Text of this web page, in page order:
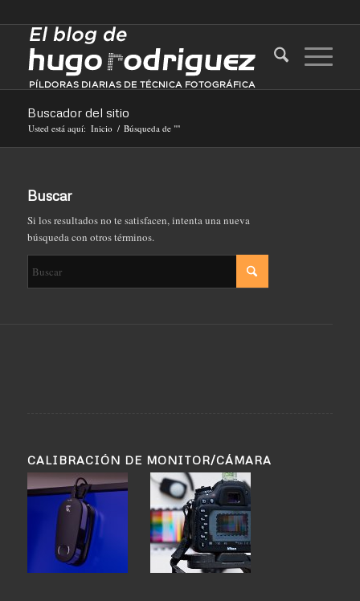
Buscador del sitio
Usted está aquí: Inicio / Búsqueda de ""
Buscar
Si los resultados no te satisfacen, intenta una nueva
búsqueda con otros términos.
CALIBRACIÓN DE MONITOR/CÁMARA